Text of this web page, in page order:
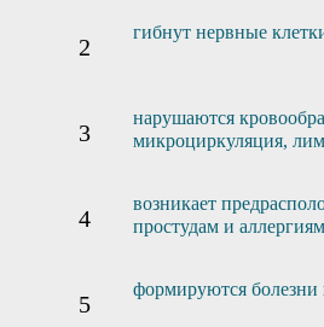
гибнут нервные
нарушаются
микроциркуляция,
возникает
простудам и
формируются болезни